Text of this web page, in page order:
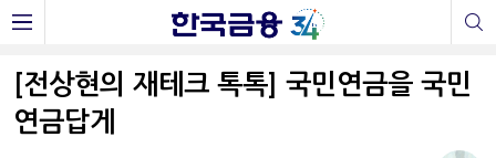
[전상현의 재테크 톡톡] 국민연금을 국민
연금답게